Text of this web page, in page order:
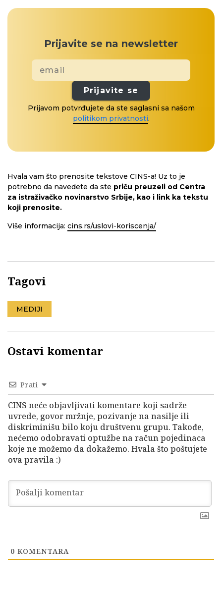
Prijavite se na newsletter
Prijavite se
Prijavom potvrđujete da ste saglasni sa našom
politikom privatnosti.
Hvala vam što prenosite tekstove CINS-a! Uz to je
potrebno da navedete da ste priču preuzeli od Centra
za istraživačko novinarstvo Srbije, kao i link ka tekstu
koji prenosite.
Više informacija: cins.rs/uslovi-koriscenja/
Tagovi
MEDIJI
Ostavi komentar
Prati
CINS neće objavljivati komentare koji sadrže
uvrede, govor mržnje, pozivanje na nasilje ili
diskriminišu bilo koju društvenu grupu. Takođe,
nećemo odobravati optužbe na račun pojedinaca
koje ne možemo da dokažemo. Hvala što poštujete
ova pravila :)
0 KOMENTARA